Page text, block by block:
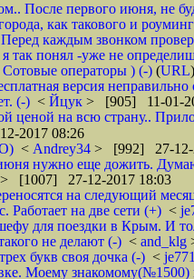
После первого июня, не
как такового и
каждым звонком
так понял -уже не
операторы ) (-) (URL
версия
(-) < Йцук > [905] 11-01-
ценой на всю страну..
2017 08:26
< Andrey34 > [992] 27-12-
нужно еще дожить.
> [1007] 27-12-2017 18:03
на следующий
Работает на две сети (+) <
для поездки в Крым. И
не делают (-) < and_klg
букв своя дочка (-) <
Моему знакомому(№1500)